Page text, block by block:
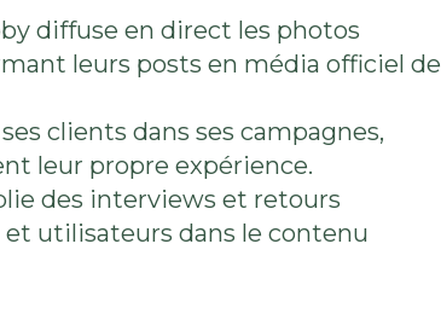
diffuse en direct les photos
leurs posts en média officiel de
clients dans ses campagnes,
leur propre expérience.
des interviews et retours
utilisateurs dans le contenu